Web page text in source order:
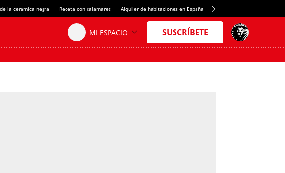
la cerámica negra Receta con calamares Alquiler de habitaciones en España Crédito del Spotify Camp Nou